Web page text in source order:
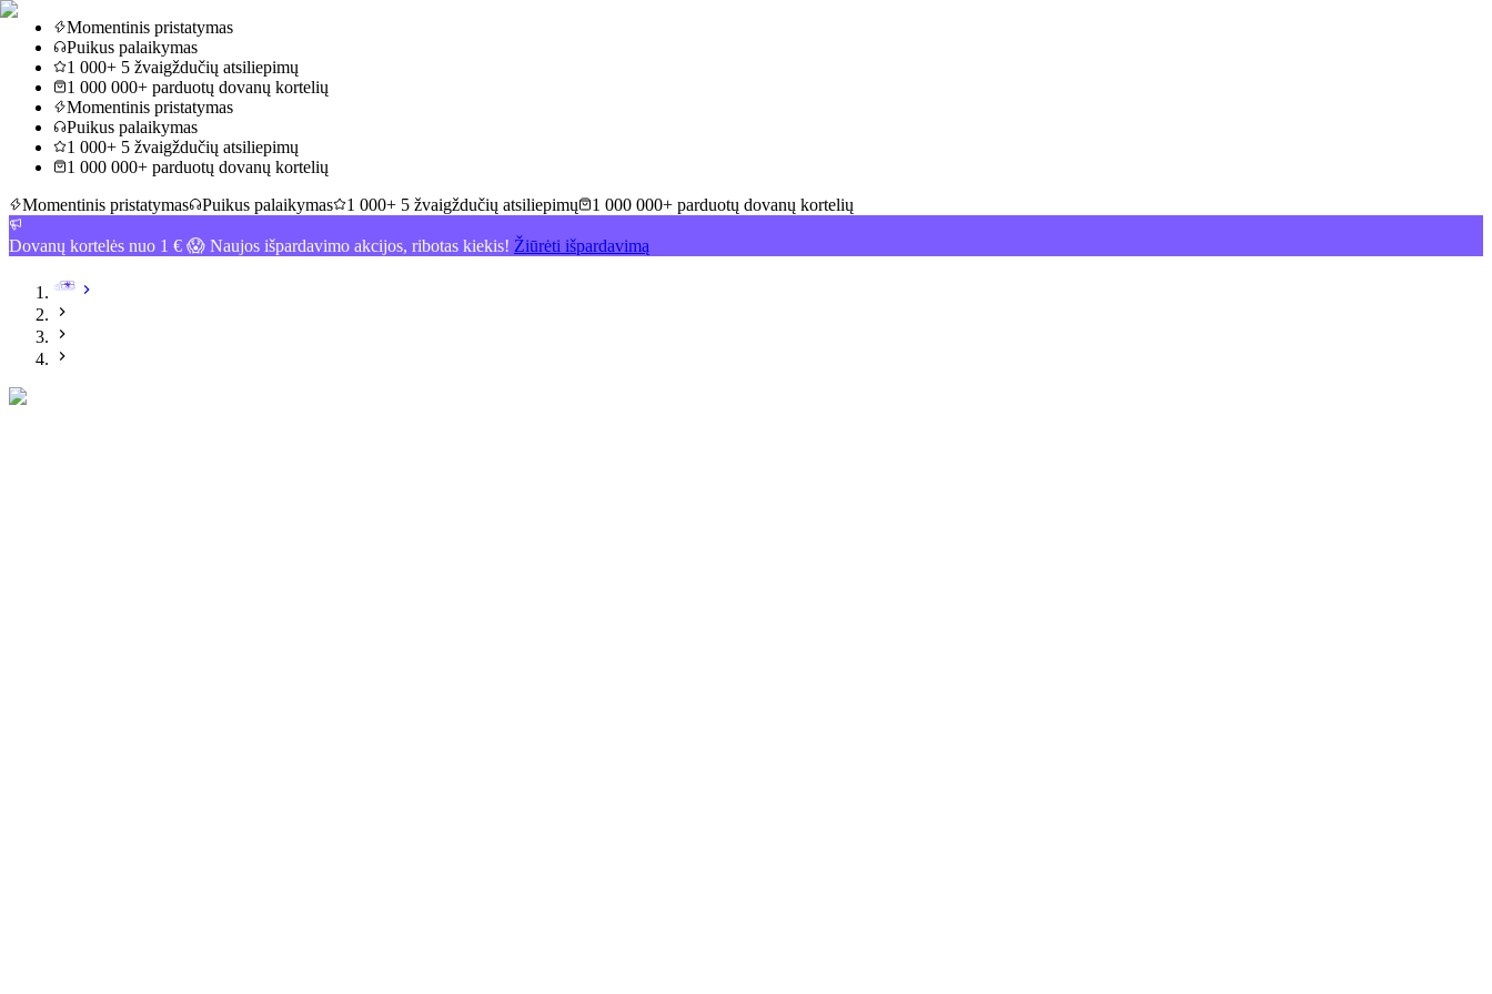
Momentinis pristatymas
Puikus palaikymas
1 000+ 5 žvaigždučių atsiliepimų
1 000 000+ parduotų dovanų kortelių
Momentinis pristatymas
Puikus palaikymas
1 000+ 5 žvaigždučių atsiliepimų
1 000 000+ parduotų dovanų kortelių
Momentinis pristatymas
Puikus palaikymas 1 000+ 5 žvaigždučių atsiliepimų 1 000 000+ parduotų dovanų kortelių
Dovanų kortelės nuo 1 € 😱 Naujos išpardavimo akcijos, ribotas kiekis! Žiūrėti išpardavimą